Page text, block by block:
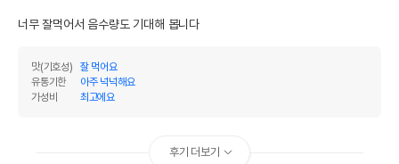
제품표기함량
조지방
2.2%
너무 잘먹어서 음수량도 기대해 봅니다
맛(기호성)
잘 먹어요
유통기한
아주 넉넉해요
가성비
최고에요
후기 더보기